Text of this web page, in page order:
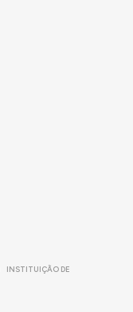
INSTITUIÇÃO DE